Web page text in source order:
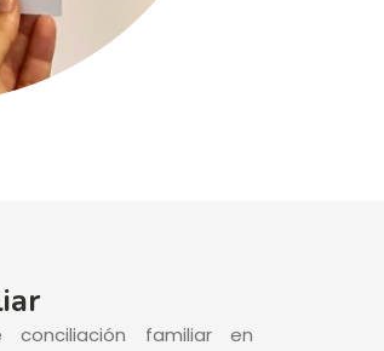
conciliación familiar en